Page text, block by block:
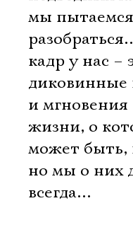
мы пытаемся
кадр у нас –
диковинные
и
жизни, о
может быть,
но мы о них
всегда…